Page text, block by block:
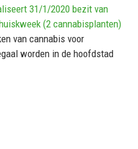
31/1/2020 bezit van
(2 cannabisplanten)
van cannabis voor
worden in de hoofdstad